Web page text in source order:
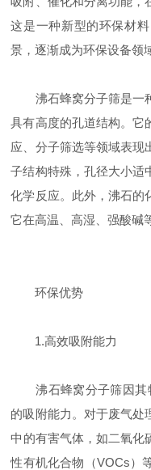
这是一种新型的环保材
景，逐渐成为环保设备领
沸石蜂窝分子筛是一种
具有高度的孔道结构。它
应、分子筛选等领域表现
子结构特殊，孔径大小适
化学反应。此外，沸石的
它在高温、高湿、强酸碱
环保优势
1.高效吸附能力
沸石蜂窝分子筛因其
的吸附能力。对于废气处
中的有害气体，如二氧化
性有机化合物（VOCs）